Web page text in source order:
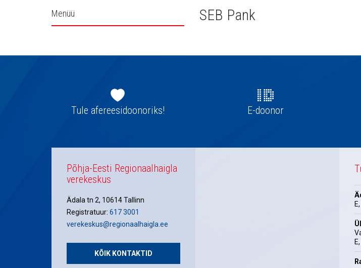
Külgpaani
Menüü SEB Pank
navigatsioonTule afereesidoonoriks! E-doonor
Põhja-Eesti Regionaalhaigla
verekeskus
Ädala tn 2, 10614 Tallinn
Registratuur: 617 3001
verekeskus@regionaalhaigla.ee
KÕIK KONTAKTID